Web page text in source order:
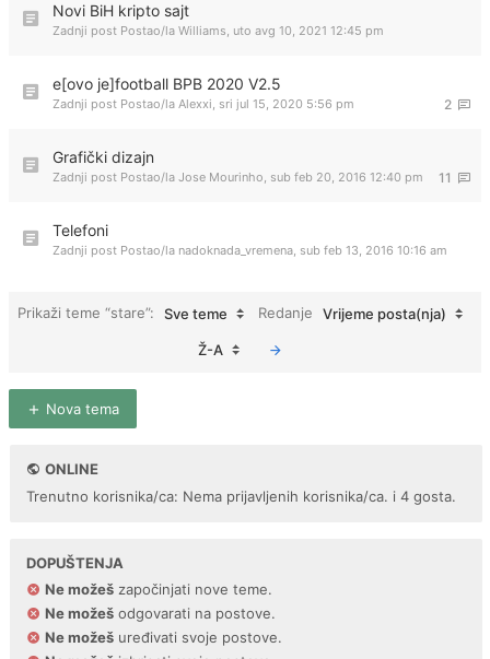
Novi BiH kripto sajt
Zadnji post Postao/la Williams, uto avg 10, 2021 12:45 pm
e[ovo je]football BPB 2020 V2.5
2
Zadnji post Postao/la Alexxi, sri jul 15, 2020 5:56 pm
Grafički dizajn
11
Zadnji post Postao/la Jose Mourinho, sub feb 20, 2016 12:40 pm
Telefoni
Zadnji post Postao/la nadoknada_vremena, sub feb 13, 2016 10:16 am
Prikaži teme “stare”: Sve teme Redanje Vrijeme posta(nja)
Ž-A
Nova tema
ONLINE
Trenutno korisnika/ca: Nema prijavljenih korisnika/ca. i 4 gosta.
DOPUŠTENJA
Ne možeš započinjati nove teme.
Ne možeš odgovarati na postove.
Ne možeš uređivati svoje postove.